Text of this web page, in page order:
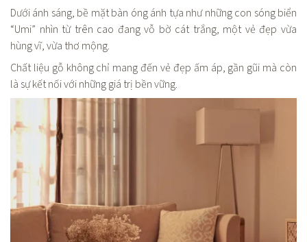
Dưới ánh sáng, bề mặt bàn óng ánh tựa như những con sóng biển
“Umi” nhìn từ trên cao đang vỗ bờ cát trắng, một vẻ đẹp vừa
hùng vĩ, vừa thơ mộng.
Chất liệu gỗ không chỉ mang đến vẻ đẹp ấm áp, gần gũi mà còn
là sự kết nối với những giá trị bền vững.